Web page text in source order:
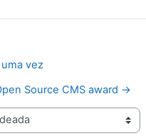
vez
Source CMS award →